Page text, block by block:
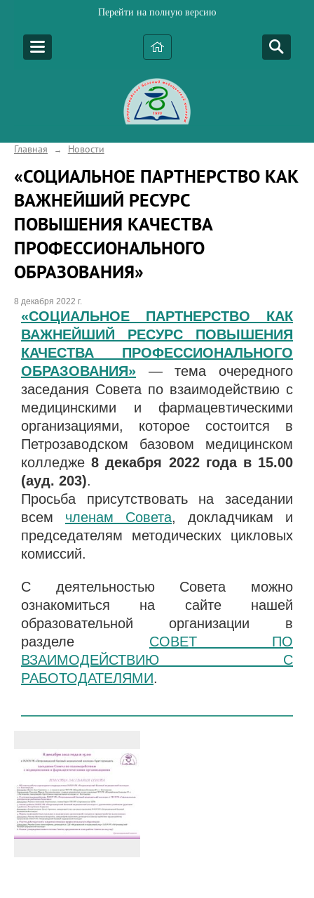
Перейти на полную версию
Главная → Новости
«СОЦИАЛЬНОЕ ПАРТНЕРСТВО КАК
ВАЖНЕЙШИЙ РЕСУРС
ПОВЫШЕНИЯ КАЧЕСТВА
ПРОФЕССИОНАЛЬНОГО
ОБРАЗОВАНИЯ»
8 декабря 2022 г.
«СОЦИАЛЬНОЕ ПАРТНЕРСТВО КАК
ВАЖНЕЙШИЙ РЕСУРС ПОВЫШЕНИЯ
КАЧЕСТВА ПРОФЕССИОНАЛЬНОГО
ОБРАЗОВАНИЯ» — тема очередного
заседания Совета по взаимодействию с
медицинскими и фармацевтическими
организациями, которое состоится в
Петрозаводском базовом медицинском
колледже8 декабря 2022 года в 15.00
(ауд. 203).
Просьба присутствовать на заседании
всем членам Совета, докладчикам и
председателям методических цикловых
комиссий.
С деятельностью Совета можно
ознакомиться на сайте нашей
образовательной организации в
разделе СОВЕТ ПО
ВЗАИМОДЕЙСТВИЮ С
РАБОТОДАТЕЛЯМИ.